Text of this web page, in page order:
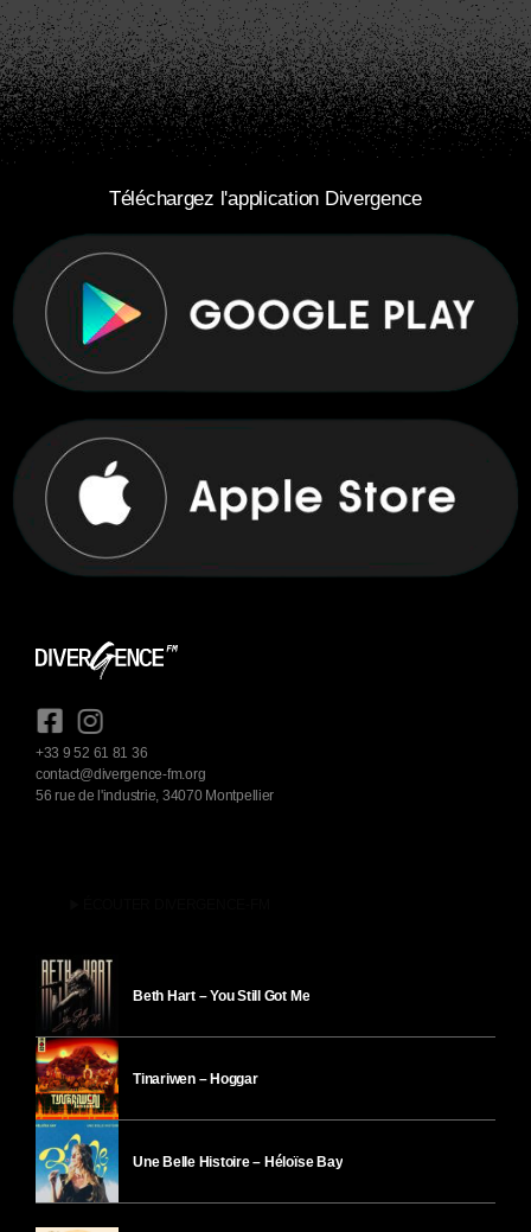
Téléchargez l'application Divergence
+33 9 52 61 81 36
contact@divergence-fm.org
56 rue de l'industrie, 34070 Montpellier
Beth Hart – You Still Got Me
Tinariwen – Hoggar
Une Belle Histoire – Héloïse Bay